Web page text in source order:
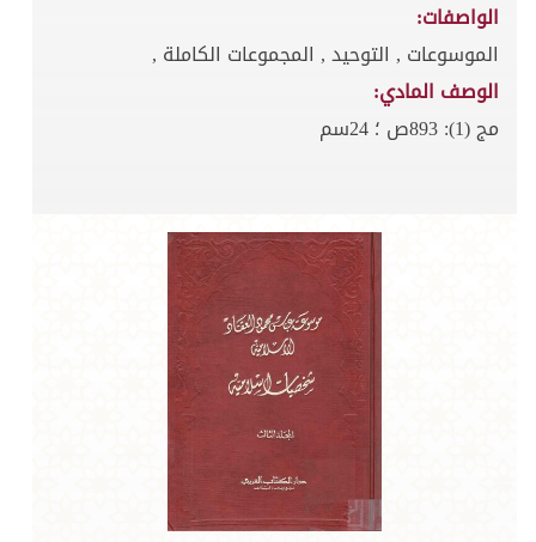
الواصفات:
الموسوعات , التوحيد , المجموعات الكاملة ,
الوصف المادي:
مج (1): 893ص ؛ 24سم